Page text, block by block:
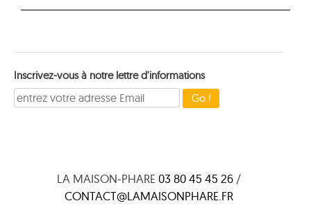
Inscrivez-vous à notre lettre d'informations
LA MAISON-PHARE 03 80 45 45 26 /
CONTACT@LAMAISONPHARE.FR